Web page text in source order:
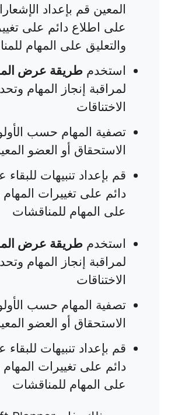
المعين قم بإعداد
على اطلاع دائم على
والتعليق على المهام
استخدم طريقة عرض
لمراقبة إنجاز المهام
الاختناقات
تصفية المهام حسب
الاستحقاق أو العضو
قم بإعداد تنبيهات
دائم على تغييرات المهام
على المهام للمناقشات
استخدم طريقة عرض
لمراقبة إنجاز المهام
الاختناقات
تصفية المهام حسب
الاستحقاق أو العضو
قم بإعداد تنبيهات
دائم على تغييرات المهام
على المهام للمناقشات